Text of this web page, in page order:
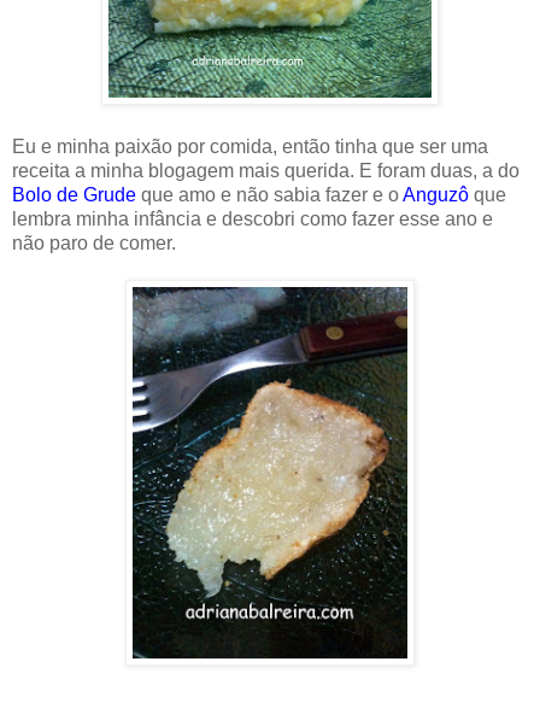
Eu e minha paixão por comida, então tinha que ser uma
receita a minha blogagem mais querida. E foram duas, a do
Bolo de Grude que amo e não sabia fazer e oAnguzô que
lembra minha infância e descobri como fazer esse ano e
não paro de comer.